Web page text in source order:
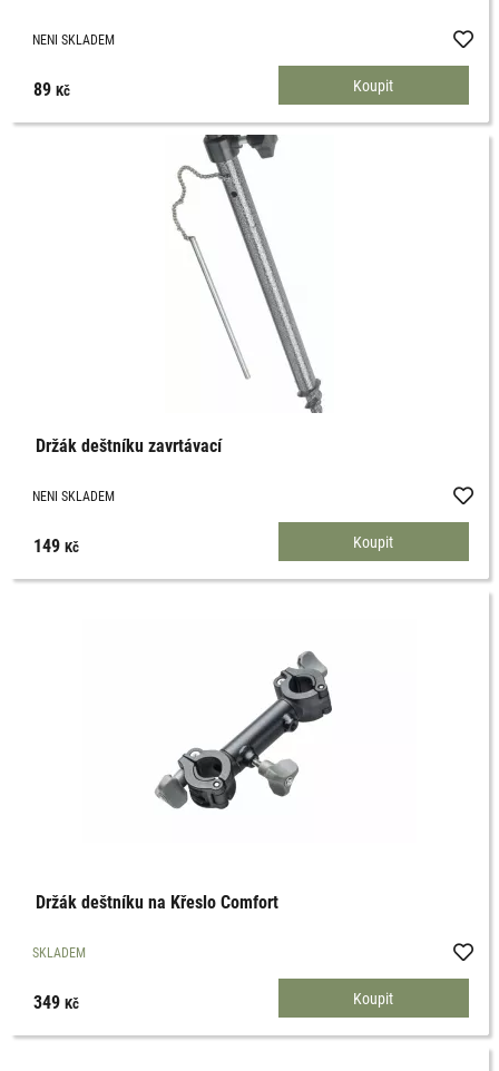
NENI SKLADEM
89Kč
Držák deštníku zavrtávací
NENI SKLADEM
149Kč
Držák deštníku na Křeslo Comfort
SKLADEM
349Kč